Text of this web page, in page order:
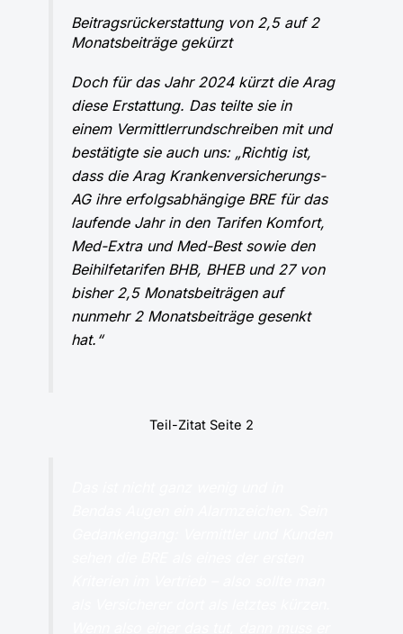
Beitragsrückerstattung von 2,5 auf 2
Monatsbeiträge gekürzt
Doch für das Jahr 2024 kürzt die Arag
diese Erstattung. Das teilte sie in
einem Vermittlerrundschreiben mit und
bestätigte sie auch uns: „Richtig ist,
dass die Arag Krankenversicherungs-
AG ihre erfolgsabhängige BRE für das
laufende Jahr in den Tarifen Komfort,
Med-Extra und Med-Best sowie den
Beihilfetarifen BHB, BHEB und 27 von
bisher 2,5 Monatsbeiträgen auf
nunmehr 2 Monatsbeiträge gesenkt
hat.“
Teil-Zitat Seite 2